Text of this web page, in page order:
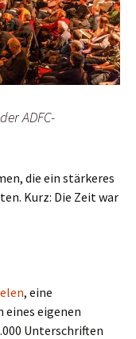
ADFC-
die ein stärkeres
Kurz: Die Zeit war
, eine
eines eigenen
Unterschriften